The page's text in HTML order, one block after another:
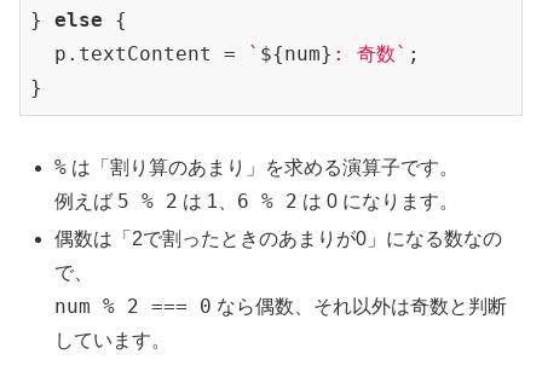
} else {
  p.textContent =
` ${num} : 奇数` ;
% は「割り算のあまり」を求める演算子です。
例えば 5 % 2 は 1、 6 % 2 は 0 になります。
偶数は「2で割ったときのあまりが0」になる数なの
で、
num % 2 === 0 なら偶数、それ以外は奇数と判断
しています。